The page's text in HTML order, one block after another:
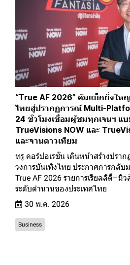
“True AF 2026” คัมแบ็กยิ่งให
ไทยสู่ปรากฏการณ์ Multi-
24 ชั่วโมงเชื่อมผู้ชมทุกเจนฯ แ
TrueVisions NOW และ
และจานดาวเทียม
ทรู คอร์ปอเรชั่น เดินหน้าสร้างปรา
วงการบันเทิงไทย ประกาศการกลั
True AF 2026 รายการเรียลลิตี้–มิ
ระดับตำนานของประเทศไทย
30 พ.ค. 2026
Business